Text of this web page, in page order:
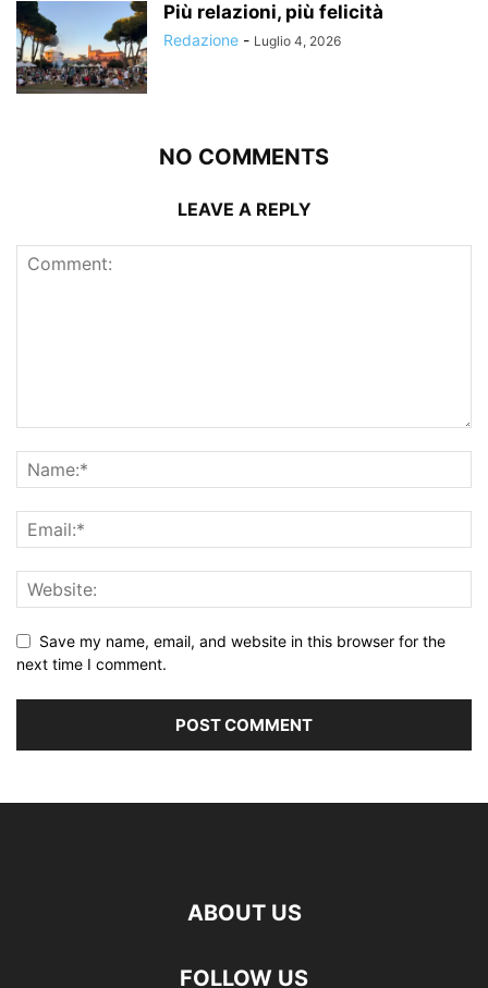
Più relazioni, più felicità
Redazione - Luglio 4, 2026
NO COMMENTS
LEAVE A REPLY
Save my name, email, and website in this browser for the
next time I comment.
ABOUT US
FOLLOW US